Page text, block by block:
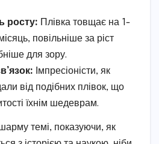
росту: Плівка товщає на 1-
повільніше за ріст
для зору.
Імпресіоністи, як
від подібних плівок, що
їхнім шедеврам.
темі, показуючи, як